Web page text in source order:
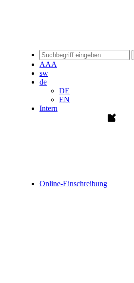
AAA
sw
de
DE
EN
Intern
Online-Einschreibung